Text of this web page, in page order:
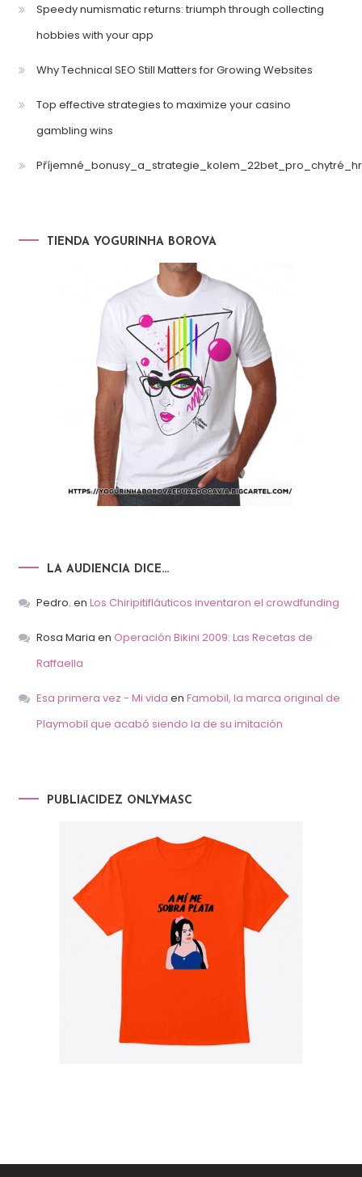
Speedy numismatic returns: triumph through collecting
hobbies with your app
Why Technical SEO Still Matters for Growing Websites
Top effective strategies to maximize your casino
gambling wins
TIENDA YOGURINHA BOROVA
LA AUDIENCIA DICE…
Pedro. en Los Chiripitifláuticos inventaron el crowdfunding
Rosa Maria en Operación Bikini 2009: Las Recetas de
Raffaella
Esa primera vez - Mi vida en Famobil, la marca original de
Playmobil que acabó siendo la de su imitación
PUBLIACIDEZ ONLYMASC